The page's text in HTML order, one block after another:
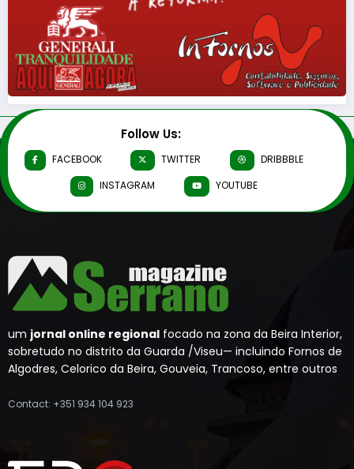
Follow Us:
FACEBOOK TWITTER
DRIBBBLE
INSTAGRAM
YOUTUBE
um jornal online regional focado na zona da Beira Interior,
sobretudo no distrito da Guarda /Viseu— incluindo Fornos de
Algodres, Celorico da Beira, Gouveia, Trancoso, entre outros
Contact: +351 934 104 923